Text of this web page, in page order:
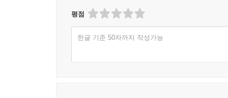
평점
한글 기준 50자까지 작성가능